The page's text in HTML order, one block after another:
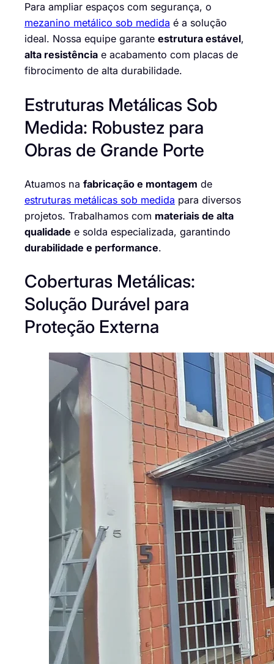
Para ampliar espaços com segurança, o
mezanino metálico sob medida é a solução
ideal. Nossa equipe garante estrutura estável,
alta resistência e acabamento com placas de
fibrocimento de alta durabilidade.
Estruturas Metálicas Sob
Medida: Robustez para
Obras de Grande Porte
Atuamos na fabricação e montagem de
estruturas metálicas sob medida para diversos
projetos. Trabalhamos com materiais de alta
qualidade e solda especializada, garantindo
durabilidade e performance.
Coberturas Metálicas:
Solução Durável para
Proteção Externa